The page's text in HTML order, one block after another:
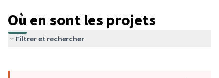
Où en sont les projets
Filtrer et rechercher